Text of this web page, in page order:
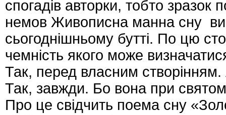
спогадів авторки, тобто зразок
немов Живописна манна сну
сьогоднішньому бутті. По цю
чемність якого може
Так, перед власним
Так, завжди. Бо вона при
Про це свідчить поема сну